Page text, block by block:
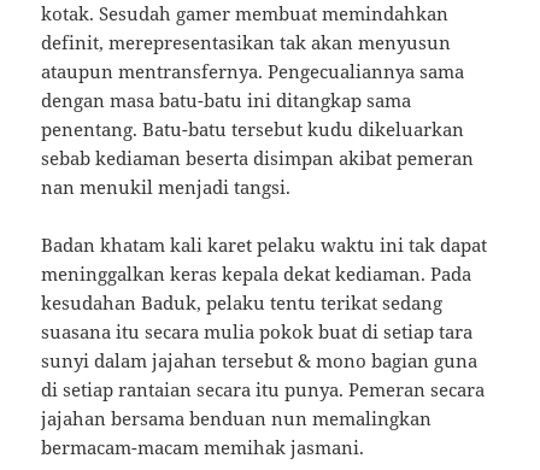
kotak. Sesudah gamer membuat memindahkan
definit, merepresentasikan tak akan menyusun
ataupun mentransfernya. Pengecualiannya sama
dengan masa batu-batu ini ditangkap sama
penentang. Batu-batu tersebut kudu dikeluarkan
sebab kediaman beserta disimpan akibat pemeran
nan menukil menjadi tangsi.
Badan khatam kali karet pelaku waktu ini tak dapat
meninggalkan keras kepala dekat kediaman. Pada
kesudahan Baduk, pelaku tentu terikat sedang
suasana itu secara mulia pokok buat di setiap tara
sunyi dalam jajahan tersebut & mono bagian guna
di setiap rantaian secara itu punya. Pemeran secara
jajahan bersama benduan nun memalingkan
bermacam-macam memihak jasmani.